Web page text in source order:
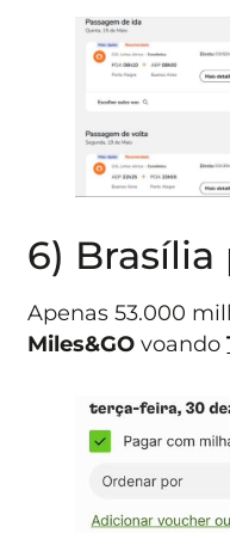
6) Brasília
Apenas 53.000
Miles&GO voando